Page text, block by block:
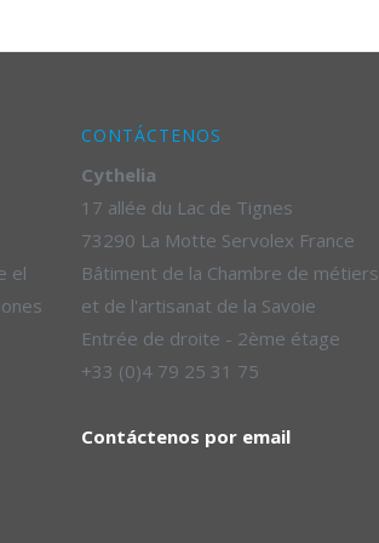
el
CONTÁCTENOS
Cythelia
17 allée du Lac de Tignes
73290 La Motte Servolex France
Bâtiment de la Chambre de métiers
et de l'artisanat de la Savoie
Entrée de droite - 2ème étage
+33 (0)4 79 25 31 75
Contáctenos por email